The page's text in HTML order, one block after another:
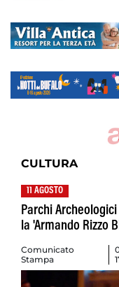
CULTURA
11 AGOSTO
Parchi
la 'Armando Rizzo
Comunicato
Stampa